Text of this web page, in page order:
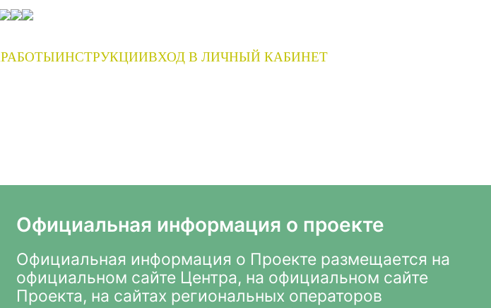
РАБОТЫИНСТРУКЦИИВХОД В ЛИЧНЫЙ КАБИНЕТ
Официальная информация о проекте
Официальная информация о Проекте размещается на
официальном сайте Центра, на официальном сайте
Проекта, на сайтах региональных операторов